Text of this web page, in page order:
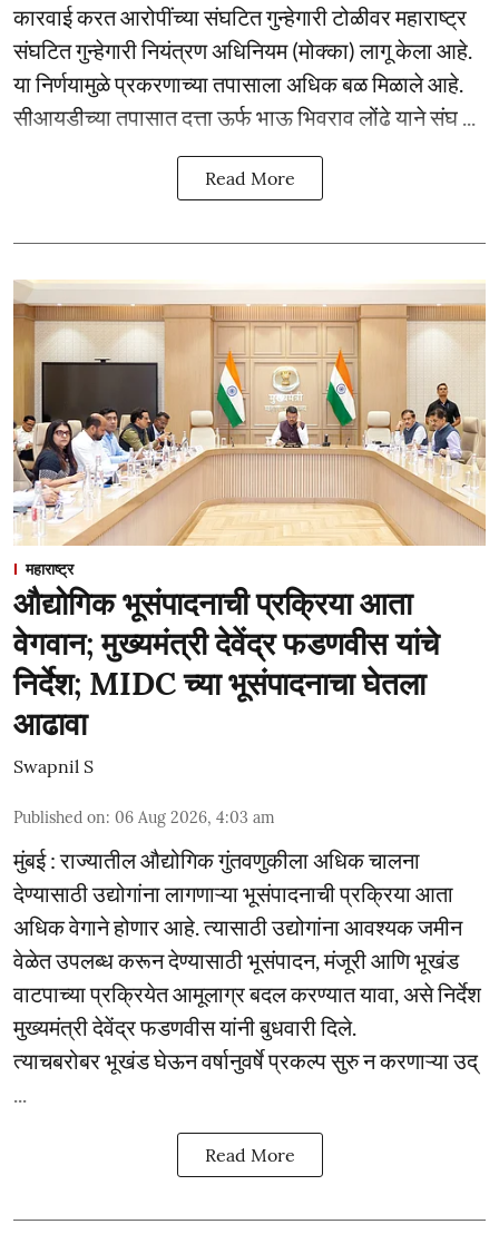
कारवाई करत आरोपींच्या संघटित गुन्हेगारी टोळीवर महाराष्ट्र
संघटित गुन्हेगारी नियंत्रण अधिनियम (मोक्का) लागू केला आहे.
या निर्णयामुळे प्रकरणाच्या तपासाला अधिक बळ मिळाले आहे.
सीआयडीच्या तपासात दत्ता ऊर्फ भाऊ भिवराव लोंढे याने संघ ...
Read More
महाराष्ट्र
औद्योगिक भूसंपादनाची प्रक्रिया आता
वेगवान; मुख्यमंत्री देवेंद्र फडणवीस यांचे
निर्देश; MIDC च्या भूसंपादनाचा घेतला
आढावा
Swapnil S
Published on: 06 Aug 2026, 4:03 am
मुंबई : राज्यातील औद्योगिक गुंतवणुकीला अधिक चालना
देण्यासाठी उद्योगांना लागणाऱ्या भूसंपादनाची प्रक्रिया आता
अधिक वेगाने होणार आहे. त्यासाठी उद्योगांना आवश्यक जमीन
वेळेत उपलब्ध करून देण्यासाठी भूसंपादन, मंजूरी आणि भूखंड
वाटपाच्या प्रक्रियेत आमूलाग्र बदल करण्यात यावा, असे निर्देश
मुख्यमंत्री देवेंद्र फडणवीस यांनी बुधवारी दिले.
त्याचबरोबर भूखंड घेऊन वर्षानुवर्षे प्रकल्प सुरु न करणाऱ्या उद्
Read More